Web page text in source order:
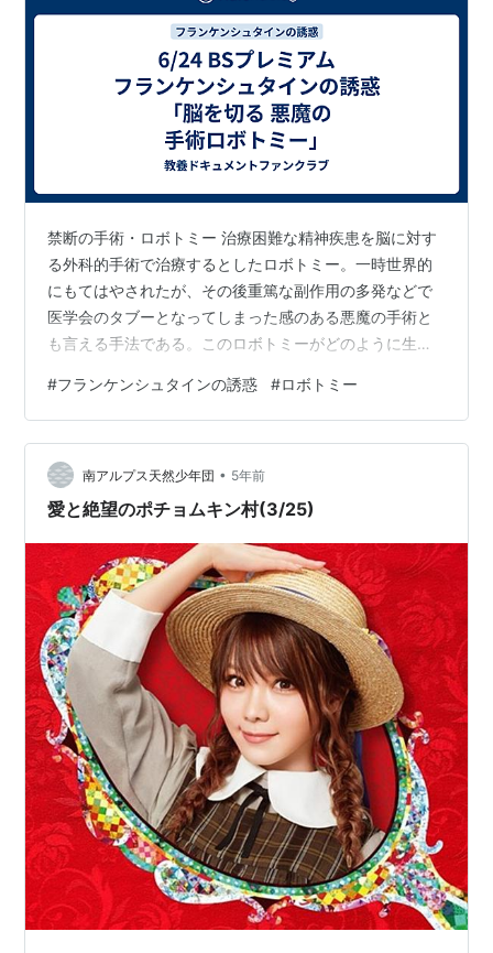
禁断の手術・ロボトミー 治療困難な精神疾患を脳に対す
る外科的手術で治療するとしたロボトミー。一時世界的
にもてはやされたが、その後重篤な副作用の多発などで
医学会のタブーとなってしまった感のある悪魔の手術と
も言える手法である。このロボトミーがどのように生ま
者の脳に対して外科的手術を施し、それれまで激しい衝
動で手に負えなかった患者が退院が可能になるようにな
ったという劇的な効果を上げた手術例が、ウォルター・
フリーマンによるロボトミー手術の最初だという。彼は
その後、数千人の脳を切ることになる。 精神病の治療法
#フランケンシュタインの誘惑 #ロボトミー
南アルプス天然少年団 • 5年前
愛と絶望のポチョムキン村(3/25)